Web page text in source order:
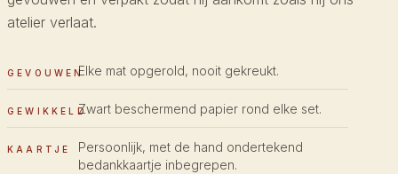
atelier verlaat.
GEVOUWENElke mat opgerold, nooit gekreukt.
GEWIKKELDZwart beschermend papier rond elke set.
KAARTJE
Persoonlijk, met de hand ondertekend
bedankkaartje inbegrepen.